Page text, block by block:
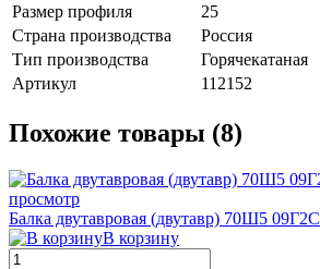
Размер профиля
25
Страна производства
Россия
Тип производства
Горячекатаная
Артикул
112152
Похожие товары (8)
просмотр
Балка двутавровая (двутавр) 70Ш5 09Г2С
В корзину